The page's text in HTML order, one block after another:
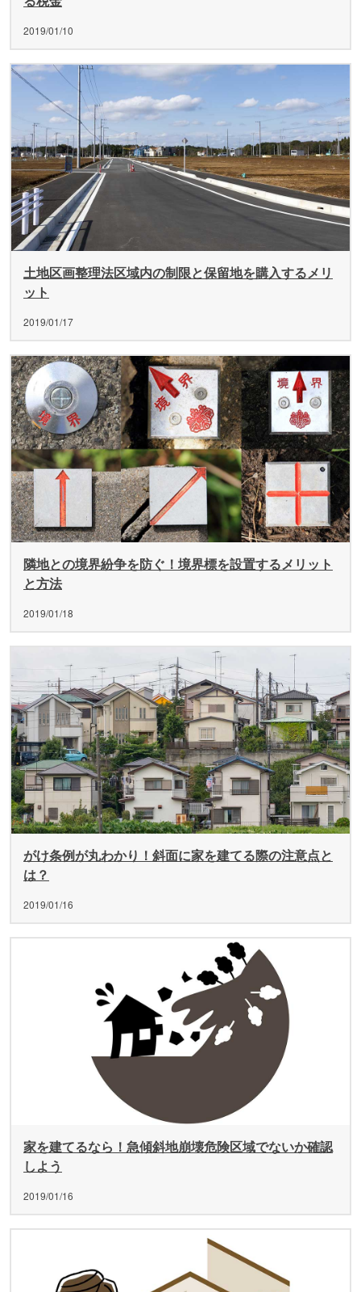
2019/01/10
土地区画整理法区域内の制限と保留地を購入するメリ
ット
2019/01/17
隣地との境界紛争を防ぐ！境界標を設置するメリット
と方法
2019/01/18
がけ条例が丸わかり！斜面に家を建てる際の注意点と
は？
2019/01/16
家を建てるなら！急傾斜地崩壊危険区域でないか確認
しよう
2019/01/16